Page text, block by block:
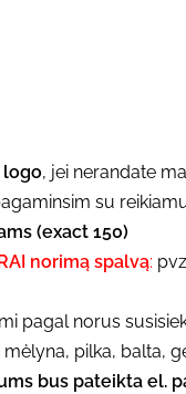
logo, jei nerandate
su
(exact 150)
norimą spalvą:
pagal norus
pilka, balta,
bus pateikta el.